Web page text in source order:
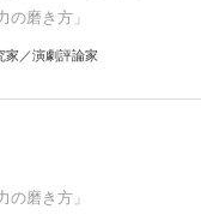
の磨き方」
家／演劇評論家
の磨き方」